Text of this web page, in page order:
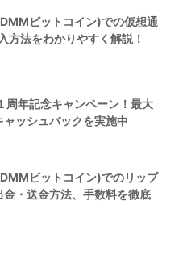
ビットコイン)での仮想通
方法をわかりやすく解説！
年記念キャンペーン！最大
ャッシュバックを実施中
ビットコイン)でのリップ
金・送金方法、手数料を徹底